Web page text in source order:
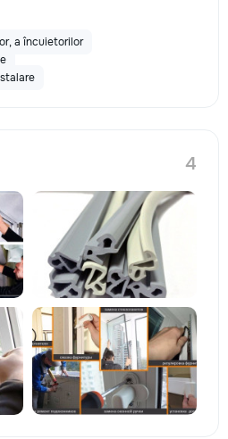
a încuietorilor
4